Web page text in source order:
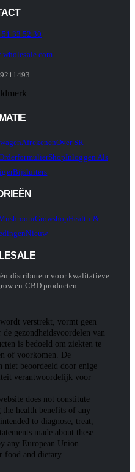
33 52 30
wholesale.com
AfrekenenOver SR-
ShopInloggen Als
Bijsluiters
GrowshopHealth &
Nieuw
distributeur voor kwalitatieve
en CBD producten.
verstrekt, vormt geen
gezondheidsvoordelen van
is bedoeld om ziekten te
of voorkomen. De
niet beoordeeld door enige
verantwoordelijk voor
does not constitute
health benefits of any
to diagnose, treat,
made about these
any European Union
food and dietary